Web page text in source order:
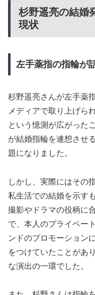
杉野遥亮の結婚
現状
左手薬指の指輪が
杉野遥亮さんが左手薬
メディアで取り上げら
という憶測が広がった
が結婚指輪を連想させ
題になりました。
しかし、実際にはその
私生活での結婚を示す
撮影やドラマの役柄に
で、本人のプライベー
ンドのプロモーション
をつけていたことがあ
な演出の一環でした。